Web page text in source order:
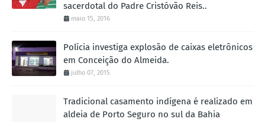
sacerdotal do Padre Cristóvão Reis..
maio 15, 2016
Polícia investiga explosão de caixas eletrônicos
em Conceição do Almeida.
julho 07, 2015
Tradicional casamento indígena é realizado em
aldeia de Porto Seguro no sul da Bahia